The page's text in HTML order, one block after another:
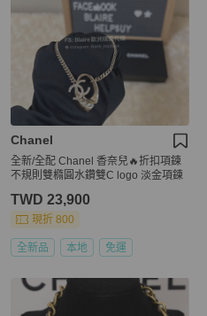
Chanel
全新/全配 Chanel 香奈兒🔥折扣項鍊
不規則雙橢圓水鑽雙C logo 淡金項鍊
TWD 23,900
現折 800
全新品 本地 免運